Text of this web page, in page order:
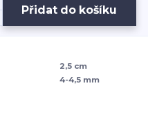
Přidat do košíku
2,5 cm
4-4,5 mm